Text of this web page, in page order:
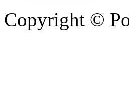
Copyright ©